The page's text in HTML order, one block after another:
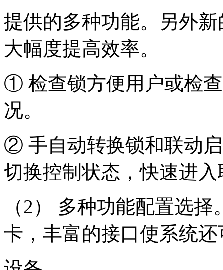
提供的多种功能。另外
大幅度提高效率。
① 检查锁方便用户或检
况。
② 手自动转换锁和联动
切换控制状态，快速进
（2） 多种功能配置选
卡，丰富的接口使系统